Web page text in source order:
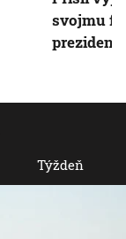
Týždeň
svojmu